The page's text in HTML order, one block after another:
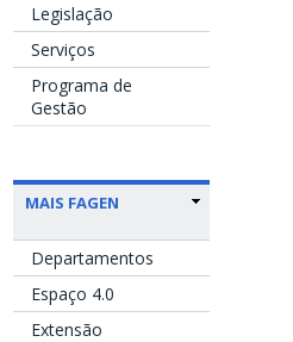
Legislação
Serviços
Programa de
Gestão
MAIS FAGEN
Departamentos
Espaço 4.0
Extensão